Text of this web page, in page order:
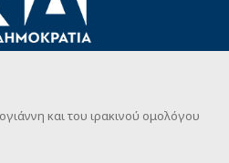
και του ιρακινού ομολόγου